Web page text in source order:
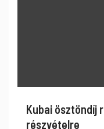
Kubai ösztöndíj
részvételre